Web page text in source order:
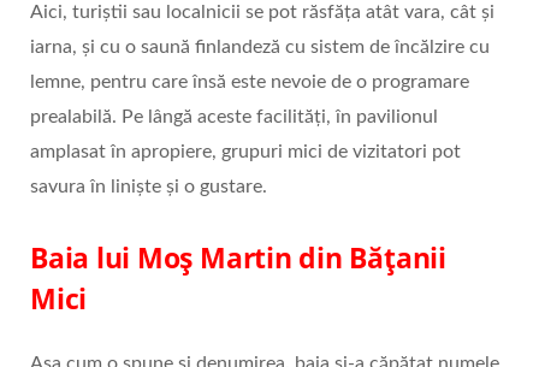
Aici, turiștii sau localnicii se pot răsfăța atât vara, cât și
iarna, și cu o saună finlandeză cu sistem de încălzire cu
lemne, pentru care însă este nevoie de o programare
prealabilă. Pe lângă aceste facilități, în pavilionul
amplasat în apropiere, grupuri mici de vizitatori pot
savura în liniște și o gustare.
Baia lui Moș Martin din Bățanii
Mici